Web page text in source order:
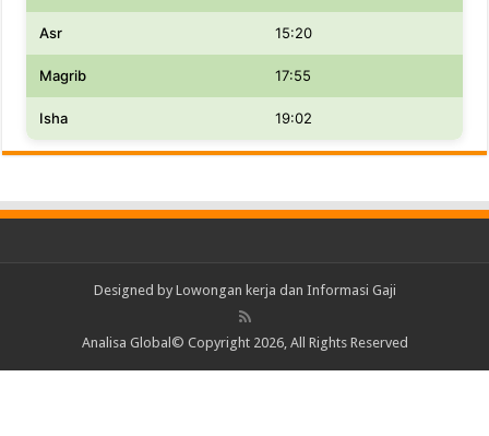
Asr 15:20
Magrib 17:55
Isha 19:02
Designed by Lowongan kerja dan Informasi Gaji
Analisa Global© Copyright 2026, All Rights Reserved